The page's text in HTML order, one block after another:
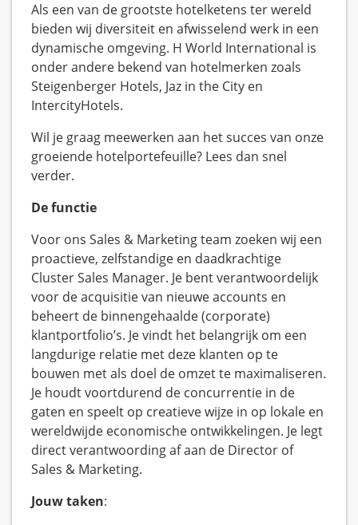
Als een van de grootste hotelketens ter wereld
bieden wij diversiteit en afwisselend werk in een
dynamische omgeving. H World International is
onder andere bekend van hotelmerken zoals
Steigenberger Hotels, Jaz in the City en
IntercityHotels.
Wil je graag meewerken aan het succes van onze
groeiende hotelportefeuille? Lees dan snel
verder.
De functie
Voor ons Sales & Marketing team zoeken wij een
proactieve, zelfstandige en daadkrachtige
Cluster Sales Manager. Je bent verantwoordelijk
voor de acquisitie van nieuwe accounts en
beheert de binnengehaalde (corporate)
klantportfolio’s. Je vindt het belangrijk om een
langdurige relatie met deze klanten op te
bouwen met als doel de omzet te maximaliseren.
Je houdt voortdurend de concurrentie in de
gaten en speelt op creatieve wijze in op lokale en
wereldwijde economische ontwikkelingen. Je legt
direct verantwoording af aan de Director of
Sales & Marketing.
Jouw taken: